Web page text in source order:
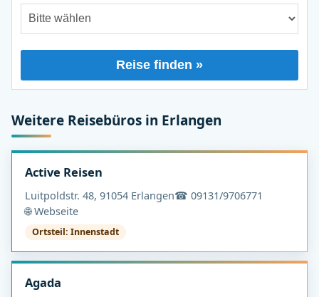
Reise finden »
Weitere Reisebüros in Erlangen
Active Reisen
Luitpoldstr. 48, 91054 Erlangen☎ 09131/9706771
🌐 Webseite
Ortsteil: Innenstadt
Agada